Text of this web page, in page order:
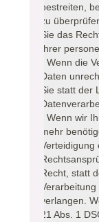
bestreiten,
zu
Sie das
Ihrer
- Wenn die
Daten
Sie statt der
- Wenn wir
mehr
Recht, statt
verlangen.
21 Abs. 1